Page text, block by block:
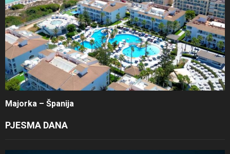
Majorka – Španija
PJESMA DANA